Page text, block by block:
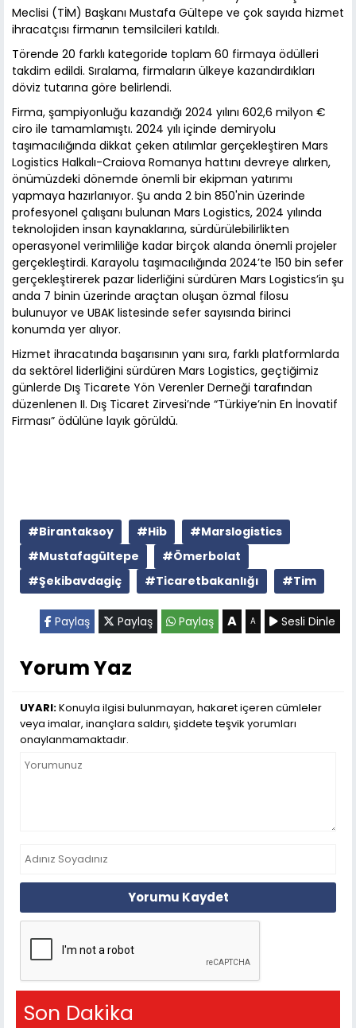
Meclisi (TİM) Başkanı Mustafa Gültepe ve çok sayıda hizmet
ihracatçısı firmanın temsilcileri katıldı.
Törende 20 farklı kategoride toplam 60 firmaya ödülleri
takdim edildi. Sıralama, firmaların ülkeye kazandırdıkları
döviz tutarına göre belirlendi.
Firma, şampiyonluğu kazandığı 2024 yılını 602,6 milyon €
ciro ile tamamlamıştı. 2024 yılı içinde demiryolu
taşımacılığında dikkat çeken atılımlar gerçekleştiren Mars
Logistics Halkalı-Craiova Romanya hattını devreye alırken,
önümüzdeki dönemde önemli bir ekipman yatırımı
yapmaya hazırlanıyor. Şu anda 2 bin 850'nin üzerinde
profesyonel çalışanı bulunan Mars Logistics, 2024 yılında
teknolojiden insan kaynaklarına, sürdürülebilirlikten
operasyonel verimliliğe kadar birçok alanda önemli projeler
gerçekleştirdi. Karayolu taşımacılığında 2024’te 150 bin sefer
gerçekleştirerek pazar liderliğini sürdüren Mars Logistics’in şu
anda 7 binin üzerinde araçtan oluşan özmal filosu
bulunuyor ve UBAK listesinde sefer sayısında birinci
konumda yer alıyor.
Hizmet ihracatında başarısının yanı sıra, farklı platformlarda
da sektörel liderliğini sürdüren Mars Logistics, geçtiğimiz
günlerde Dış Ticarete Yön Verenler Derneği tarafından
düzenlenen II. Dış Ticaret Zirvesi’nde “Türkiye’nin En İnovatif
Firması” ödülüne layık görüldü.
#Birantaksoy #Hib
#Marslogistics
#Mustafagültepe
#Ömerbolat
#Şekibavdagiç
#Ticaretbakanlığı #Tim
Paylaş Paylaş Paylaş A A Sesli Dinle
Yorum Yaz
UYARI:Konuyla ilgisi bulunmayan, hakaret içeren cümleler
veya imalar, inançlara saldırı, şiddete teşvik yorumları
onaylanmamaktadır.
Yorumu Kaydet
Son Dakika